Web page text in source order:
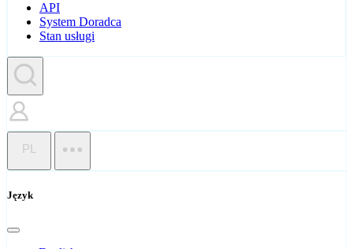
API
System Doradca
Stan usługi
PL
Język